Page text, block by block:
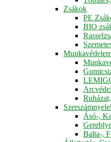
Zsákok
PE
BIO
Ásó-,
Balta-,